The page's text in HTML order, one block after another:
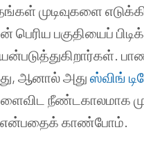
முடிவுகளை
பெரிய பகுதியைப்
ஆனால் அது ஸ்விங்
நீண்டகாலமாக
என்பதைக் காண்போம்.